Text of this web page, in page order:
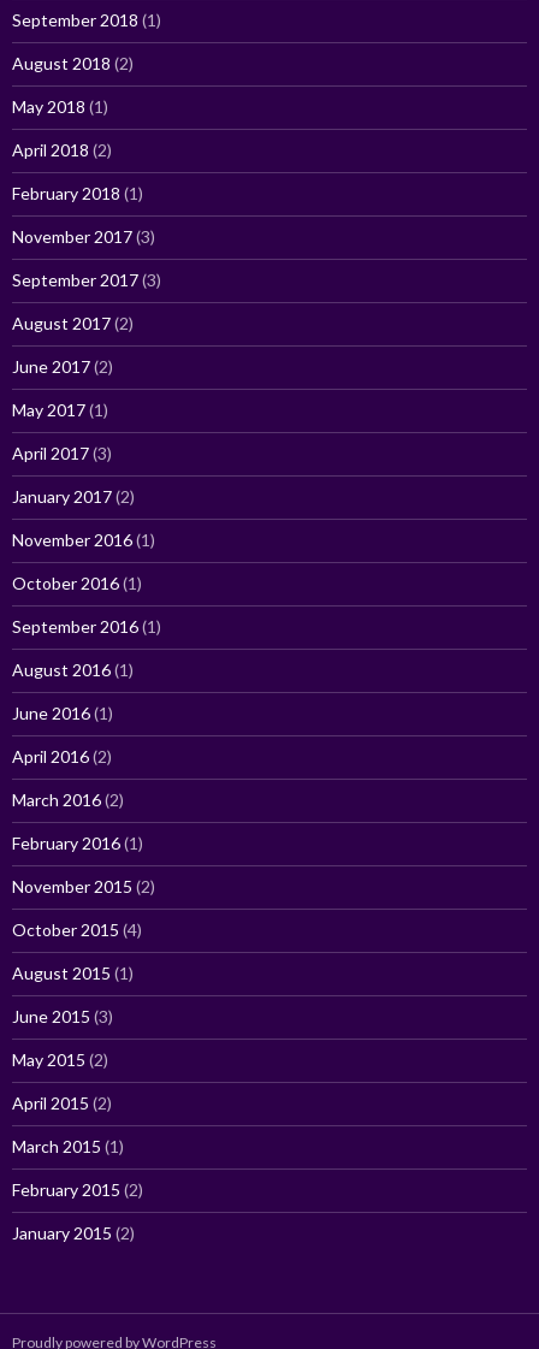
September 2018 (1)
August 2018 (2)
May 2018 (1)
April 2018 (2)
February 2018 (1)
November 2017(3)
September 2017(3)
August 2017(2)
June 2017(2)
May 2017(1)
April 2017(3)
January 2017(2)
November 2016(1)
October 2016(1)
September 2016(1)
August 2016(1)
June 2016(1)
April 2016(2)
March 2016(2)
February 2016(1)
November 2015 (2)
October 2015 (4)
August 2015 (1)
June 2015 (3)
May 2015 (2)
April 2015 (2)
March 2015 (1)
February 2015 (2)
January 2015 (2)
Proudly powered by WordPress